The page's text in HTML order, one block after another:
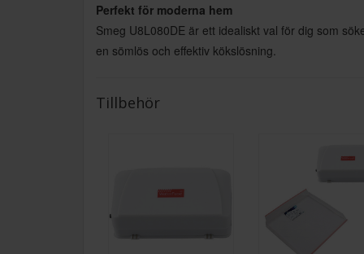
Perfekt för moderna hem
Smeg U8L080DE är ett idealiskt val för dig som
en sömlös och effektiv kökslösning.
Tillbehör